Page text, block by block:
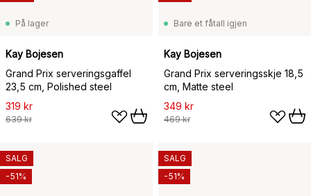
På lager
Kay Bojesen
Grand Prix serveringsgaffel
23,5 cm, Polished steel
319 kr
639 kr
Bare et fåtall igjen
Kay Bojesen
Grand Prix serveringsskje 18,5
cm, Matte steel
349 kr
469 kr
SALG
-51%
SALG
-51%